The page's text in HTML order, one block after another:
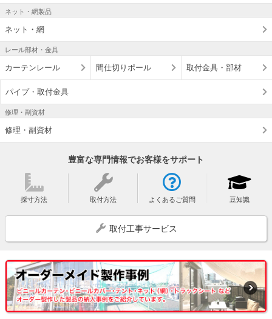
ネット・網製品
ネット・網
レール部材・金具
カーテンレール 間仕切りポール 取付金具・部材
パイプ・取付金具
修理・副資材
修理・副資材
豊富な専門情報でお客様をサポート
採寸方法 取付方法 よくあるご質問 豆知識
取付工事サービス